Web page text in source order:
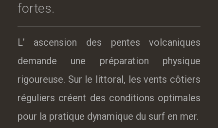
fortes.
L’ ascension des pentes volcaniques
demande une préparation physique
rigoureuse. Sur le littoral, les vents côtiers
réguliers créent des conditions optimales
pour la pratique dynamique du surf en mer.